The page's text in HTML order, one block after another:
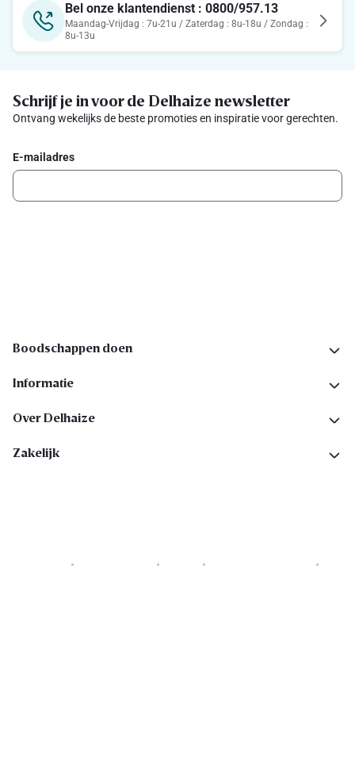
Bel onze klantendienst : 0800/957.13
Maandag-Vrijdag : 7u-21u / Zaterdag : 8u-18u / Zondag :
8u-13u
Schrijf je in voor de Delhaize newsletter
Ontvang wekelijks de beste promoties en inspiratie voor gerechten.
E-mailadres
Boodschappen doen
Informatie
Over Delhaize
Zakelijk